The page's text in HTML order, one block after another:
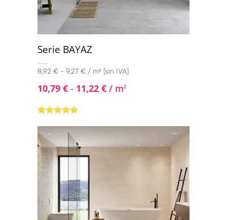
Serie BAYAZ
8,92 € - 9,27 € / m² (sin IVA)
10,79 € - 11,22 € / m2
5